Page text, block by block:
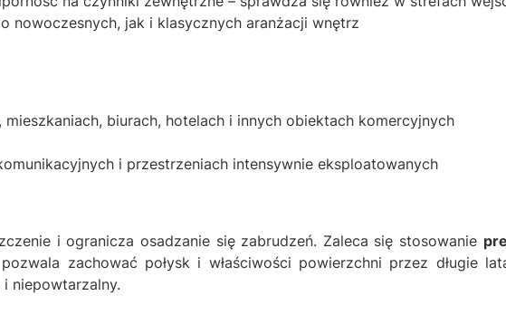
nowoczesnych, jak i klasycznych aranżacji wnętrz
biurach, hotelach i innych obiektach komercyjnych
i przestrzeniach intensywnie eksploatowanych
i ogranicza osadzanie się zabrudzeń. Zaleca się stosowanie
zachować połysk i właściwości powierzchni przez długie
niepowtarzalny.